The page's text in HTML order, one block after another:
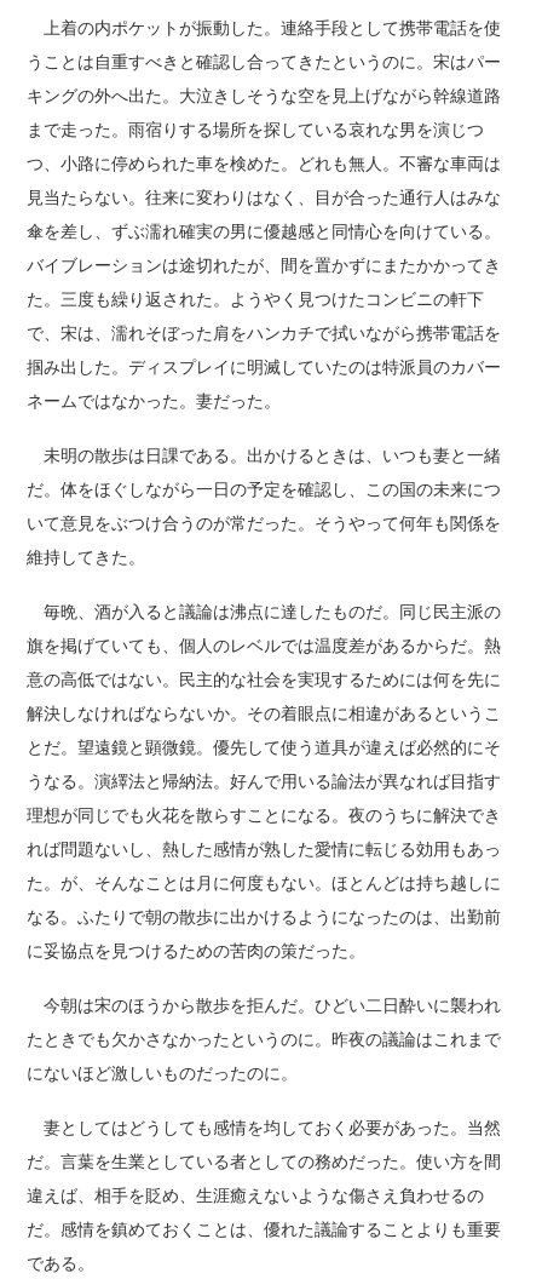
上着の内ポケットが振動した。連絡手段として携帯電話を使
うことは自重すべきと確認し合ってきたというのに。宋はパー
キングの外へ出た。大泣きしそうな空を見上げながら幹線道路
まで走った。雨宿りする場所を探している哀れな男を演じつ
つ、小路に停められた車を検めた。どれも無人。不審な車両は
見当たらない。往来に変わりはなく、目が合った通行人はみな
傘を差し、ずぶ濡れ確実の男に優越感と同情心を向けている。
バイブレーションは途切れたが、間を置かずにまたかかってき
た。三度も繰り返された。ようやく見つけたコンビニの軒下
で、宋は、濡れそぼった肩をハンカチで拭いながら携帯電話を
掴み出した。ディスプレイに明滅していたのは特派員のカバー
ネームではなかった。妻だった。
未明の散歩は日課である。出かけるときは、いつも妻と一緒
だ。体をほぐしながら一日の予定を確認し、この国の未来につ
いて意見をぶつけ合うのが常だった。そうやって何年も関係を
維持してきた。
毎晩、酒が入ると議論は沸点に達したものだ。同じ民主派の
旗を掲げていても、個人のレベルでは温度差があるからだ。熱
意の高低ではない。民主的な社会を実現するためには何を先に
解決しなければならないか。その着眼点に相違があるというこ
とだ。望遠鏡と顕微鏡。優先して使う道具が違えば必然的にそ
うなる。演繹法と帰納法。好んで用いる論法が異なれば目指す
理想が同じでも火花を散らすことになる。夜のうちに解決でき
れば問題ないし、熱した感情が熟した愛情に転じる効用もあっ
た。が、そんなことは月に何度もない。ほとんどは持ち越しに
なる。ふたりで朝の散歩に出かけるようになったのは、出勤前
に妥協点を見つけるための苦肉の策だった。
今朝は宋のほうから散歩を拒んだ。ひどい二日酔いに襲われ
たときでも欠かさなかったというのに。昨夜の議論はこれまで
にないほど激しいものだったのに。
妻としてはどうしても感情を均しておく必要があった。当然
だ。言葉を生業としている者としての務めだった。使い方を間
違えば、相手を貶め、生涯癒えないような傷さえ負わせるの
だ。感情を鎮めておくことは、優れた議論することよりも重要
である。